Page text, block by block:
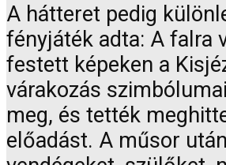
A hátteret pedig
fényjáték adta: A falra
festett képeken a
várakozás
meg, és tették
előadást. A műsor